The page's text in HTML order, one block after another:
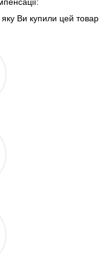
Ви купили цей товар